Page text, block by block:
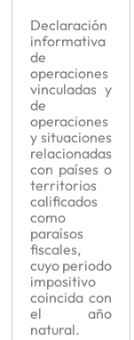
Declaración
informativa
de
operaciones
vinculadas y
de
operaciones
y situaciones
relacionadas
con países o
territorios
calificados
como
paraísos
fiscales,
cuyo periodo
impositivo
coincida con
el año
natural.